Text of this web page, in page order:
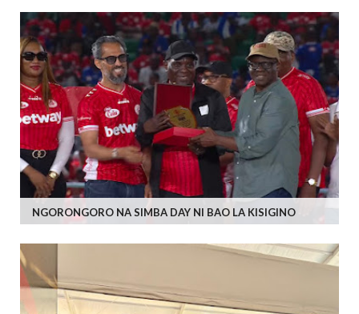
NGORONGORO NA SIMBA DAY NI BAO LA KISIGINO